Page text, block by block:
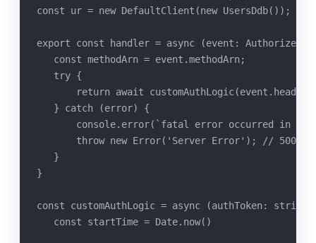
const ur = new DefaultClient(new UsersDdb());
export const handler = async (event:
   const methodArn = event.methodArn;
   try {
return await
   } catch (error) {
console.error(`fatal error occurred in
       throw new Error('Server Error'); // 500.
   }
}
const customAuthLogic = async (authToken:
   const startTime = Date.now()